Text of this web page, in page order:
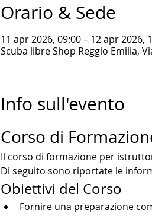
Orario & Sede
11 apr 2026, 09:00 – 12 apr 2026,
Scuba libre Shop Reggio Emilia,
Info sull'evento
Corso di
Il corso di formazione per
Di seguito sono riportate le
Obiettivi del Corso
Fornire una preparazione